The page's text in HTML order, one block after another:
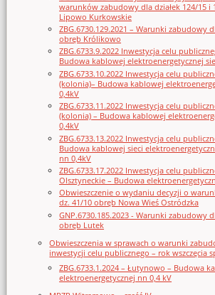
warunków zabudowy dla działek 124/15 i
Lipowo Kurkowskie
ZBG.6730.129.2021 – Warunki zabudowy
obręb Królikowo
ZBG.6733.9.2022 Inwestycja celu
Budowa kablowej elektroenergetycznej
ZBG.6733.10.2022 Inwestycja celu
(kolonia)– Budowa kablowej
0,4kV
ZBG.6733.11.2022 Inwestycja celu
(kolonia) – Budowa kablowej
0,4kV
ZBG.6733.13.2022 Inwestycja celu
Budowa kablowej sieci
nn 0,4kV
ZBG.6733.17.2022 Inwestycja celu
Olsztyneckie – Budowa
Obwieszczenie o wydaniu decyzji o
dz. 41/10 obręb Nowa Wieś Ostródzka
GNP.6730.185.2023 - Warunki zabudowy
obręb Lutek
Obwieszczenia w sprawach o warunki
inwestycji celu publicznego – rok wszczęcia
ZBG.6733.1.2024 – Łutynowo – Budowa
elektroenergetycznej nn 0,4 kV